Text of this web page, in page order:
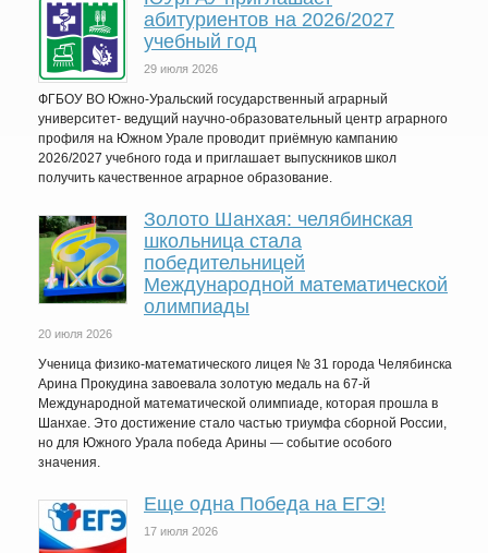
абитуриентов на 2026/2027
учебный год
29 июля 2026
ФГБОУ ВО Южно-Уральский государственный аграрный
университет- ведущий научно-образовательный центр аграрного
профиля на Южном Урале проводит приёмную кампанию
2026/2027 учебного года и приглашает выпускников школ
получить качественное аграрное образование.
Золото Шанхая: челябинская
школьница стала
победительницей
Международной математической
олимпиады
20 июля 2026
Ученица физико-математического лицея № 31 города Челябинска
Арина Прокудина завоевала золотую медаль на 67-й
Международной математической олимпиаде, которая прошла в
Шанхае. Это достижение стало частью триумфа сборной России,
но для Южного Урала победа Арины — событие особого
значения.
Еще одна Победа на ЕГЭ!
17 июля 2026